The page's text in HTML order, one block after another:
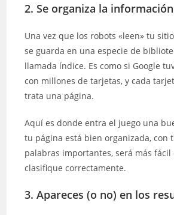
2. Se organiza la información
Una vez que los robots «leen» tu
se guarda en una especie de
llamada índice. Es como si Google
con millones de tarjetas, y cada
trata una página.
Aquí es donde entra el juego una
tu página está bien organizada, con
palabras importantes, será más fácil
clasifique correctamente.
3. Apareces (o no) en los